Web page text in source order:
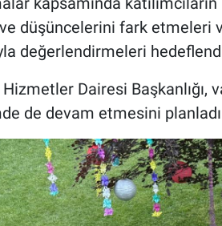
düşüncelerini fark etmeleri
değerlendirmeleri
Dairesi
de devam etmesini